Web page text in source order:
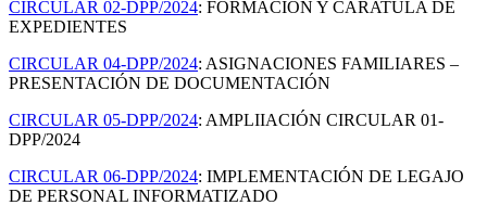
CIRCULAR 02-DPP/2024: FORMACIÓN Y CARATULA DE
EXPEDIENTES
CIRCULAR 04-DPP/2024: ASIGNACIONES FAMILIARES –
PRESENTACIÓN DE DOCUMENTACIÓN
CIRCULAR 05-DPP/2024: AMPLIIACIÓN CIRCULAR 01-
DPP/2024
CIRCULAR 06-DPP/2024: IMPLEMENTACIÓN DE LEGAJO
DE PERSONAL INFORMATIZADO